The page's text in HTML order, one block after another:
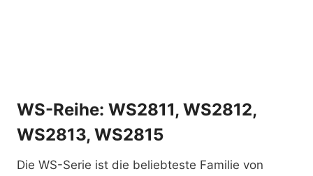
WS-Reihe: WS2811, WS2812,
WS2813, WS2815
Die WS-Serie ist die beliebteste Familie von